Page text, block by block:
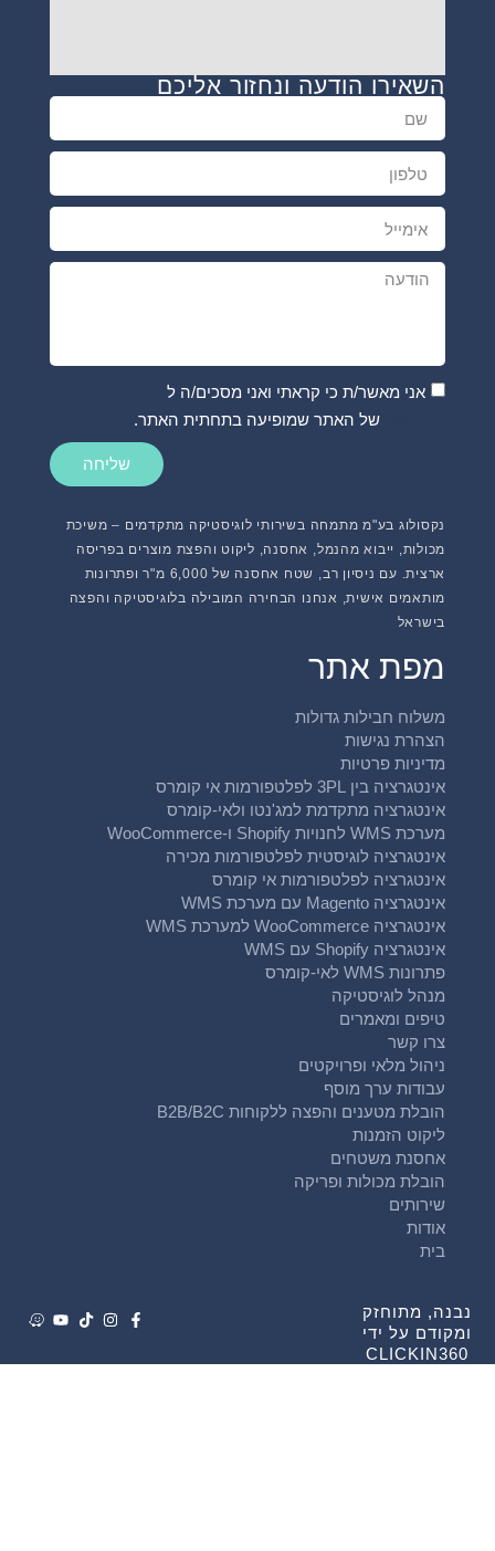
נקסולוג בע"מ מתמחה בשירותי לוגיסטיקה מתקדמים – משיכת
מכולות, ייבוא מהנמל, אחסנה, ליקוט והפצת מוצרים בפריסה
ארצית. עם ניסיון רב, שטח אחסנה של 6,000 מ"ר ופתרונות
מותאמים אישית, אנחנו הבחירה המובילה בלוגיסטיקה והפצה
בישראל
מפת אתר
משלוח חבילות גדולות
הצהרת נגישות
מדיניות פרטיות
אינטגרציה בין 3PL לפלטפורמות אי קומרס
אינטגרציה מתקדמת למג'נטו ולאי-קומרס
מערכת WMS לחנויות Shopify ו-WooCommerce
אינטגרציה לוגיסטית לפלטפורמות מכירה
אינטגרציה לפלטפורמות אי קומרס
אינטגרציה Magento עם מערכת WMS
אינטגרציה WooCommerce למערכת WMS
אינטגרציה Shopify עם WMS
פתרונות WMS לאי-קומרס
מנהל לוגיסטיקה
טיפים ומאמרים
צרו קשר
ניהול מלאי ופרויקטים
עבודות ערך מוסף
הובלת מטענים והפצה ללקוחות B2B/B2C
ליקוט הזמנות
אחסנת משטחים
הובלת מכולות ופריקה
שירותים
אודות
בית
השאירו הודעה ונחזור אליכם
אני מאשר/ת כי קראתי ואני מסכים/ה ל
של האתר שמופיעה בתחתית האתר.
שליחה
נבנה, מתוחזק
ומקודם על ידי
CLICKIN360